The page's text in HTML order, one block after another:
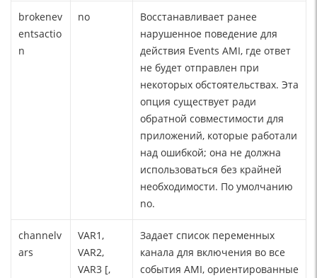
brokenev
entsactio
n
no
Восстанавливает ранее
нарушенное поведение для
действия Events AMI, где ответ
не будет отправлен при
некоторых обстоятельствах. Эта
опция существует ради
обратной совместимости для
приложений, которые работали
над ошибкой; она не должна
использоваться без крайней
необходимости. По умолчанию
no.
channelv
ars
VAR1,
VAR2,
VAR3 [,
Задает список переменных
канала для включения во все
события AMI, ориентированные